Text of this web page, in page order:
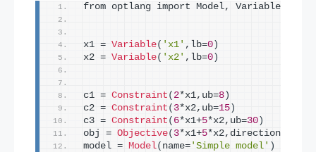
from optlang import Model, Variable,
x1 = Variable( 'x1' ,lb=0)
x2 = Variable( 'x2' ,lb=0)
c1 = Constraint ( 2*x1,ub=8)
c2 = Constraint ( 3*x2,ub=15)
c3 = Constraint ( 6*x1+5*x2,ub=30)
obj = Objective( 3*x1+5*x2,direction=
model = Model( name= 'Simple model' )